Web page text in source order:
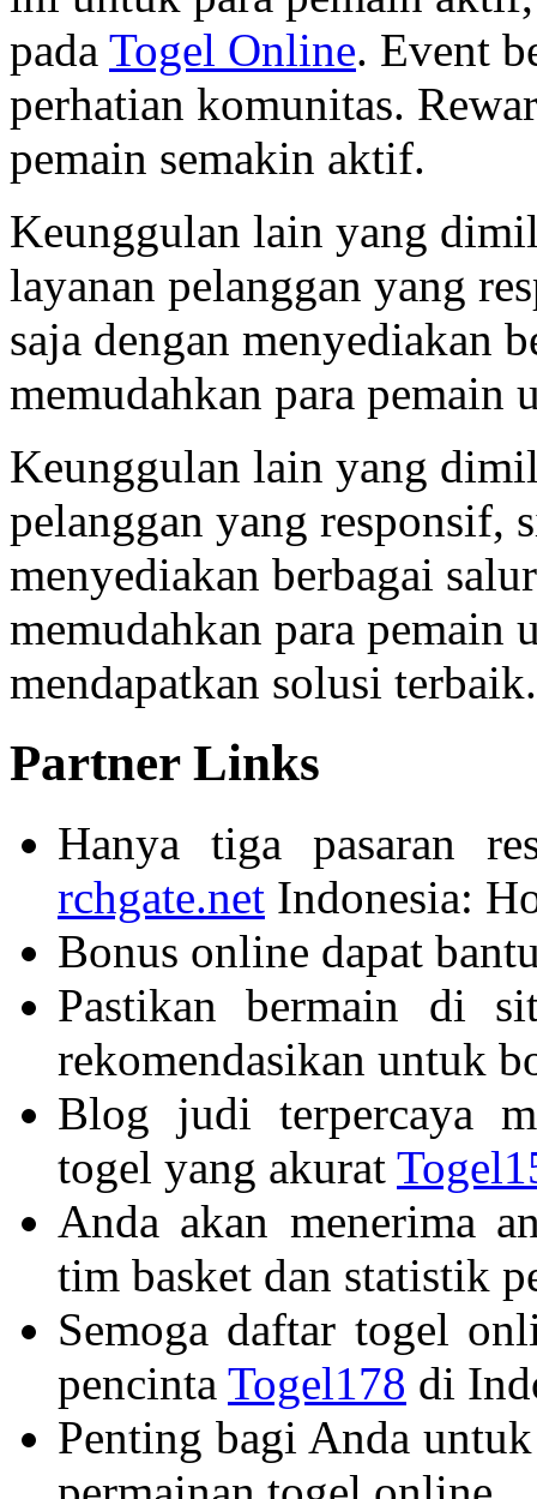
pada Togel Online. Event
perhatian komunitas.
pemain semakin aktif.
Keunggulan lain yang
layanan pelanggan yang
saja dengan menyediakan
memudahkan para pemain
Keunggulan lain yang
pelanggan yang responsif,
menyediakan berbagai
memudahkan para pemain
mendapatkan solusi terbaik.
Partner Links
Hanya tiga pasaran
rchgate.net Indonesia:
Bonus online dapat
Pastikan bermain di
rekomendasikan untuk
Blog judi terpercaya
togel yang akurat
Anda akan menerima
tim basket dan statistik
Semoga daftar togel
pencinta Togel178 di
Penting bagi Anda